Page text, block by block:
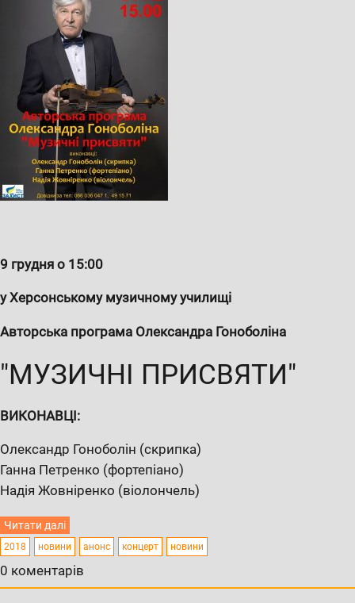
9 грудня о 15:00
у Херсонському музичному училищі
Авторська програма Олександра Гоноболіна
"МУЗИЧНІ ПРИСВЯТИ"
ВИКОНАВЦІ:
Олександр Гоноболін (скрипка)
Ганна Петренко (фортепіано)
Надія Жовніренко (віолончель)
Читати далі
2018 новини анонс концерт новини
0 коментарів